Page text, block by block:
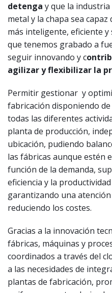
detenga y que la
metal y la chapa sea
más inteligente, eficiente
que tenemos grabado a
seguir innovando y c
agilizar y flexibilizar la
Permitir gestionar y
fabricación disponiendo
todas las diferentes
planta de producción,
ubicación, pudiendo
las fábricas aunque estén
función de la demanda,
eficiencia y la
garantizando una
reduciendo los costes.
Gracias a la innovación
fábricas, máquinas y
coordinados a través del
a las necesidades de
plantas de fabricación,